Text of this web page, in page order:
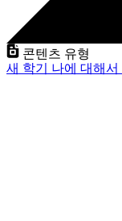
콘텐츠 유형
새 학기 나에 대해서